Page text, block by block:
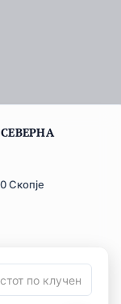
Скопје